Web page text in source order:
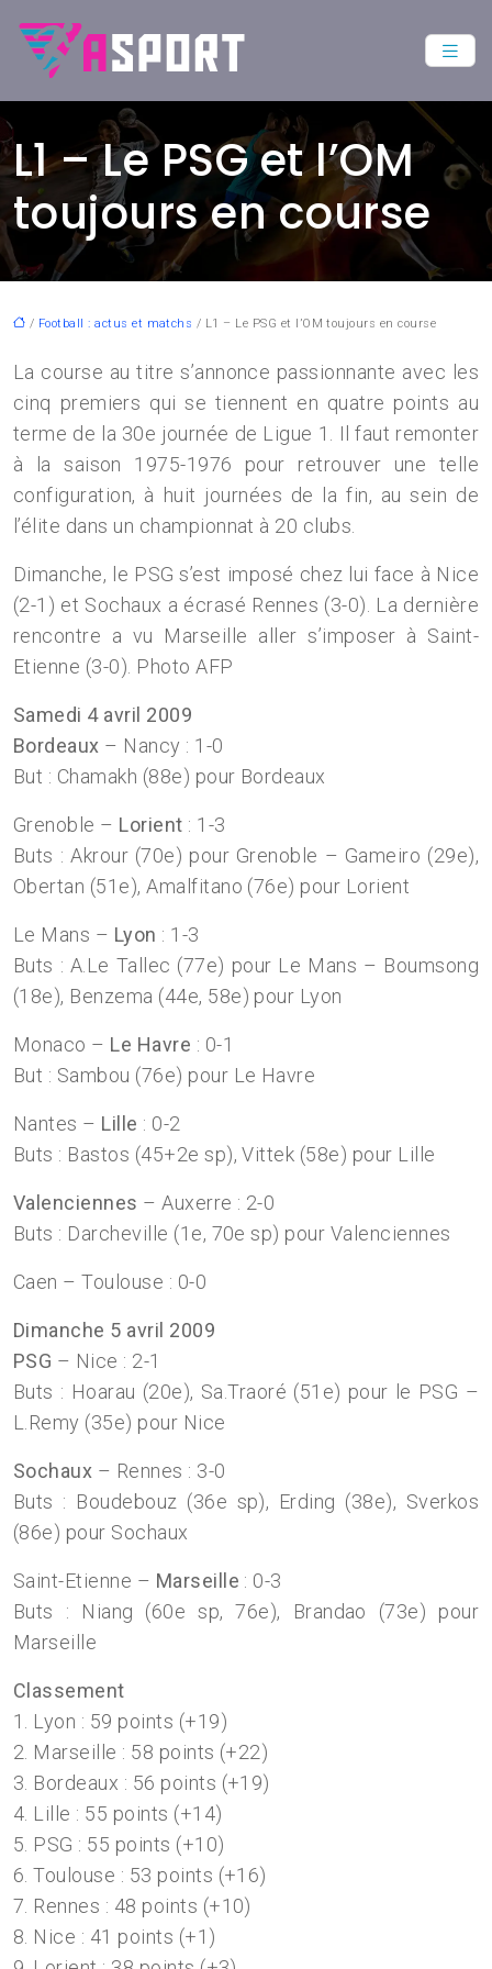
L1 – Le PSG et l’OM
toujours en course
/ Football : actus et matchs / L1 – Le PSG et l’OM toujours en course
La course au titre s’annonce passionnante avec les
cinq premiers qui se tiennent en quatre points au
terme de la 30e journée de Ligue 1. Il faut remonter
à la saison 1975-1976 pour retrouver une telle
configuration, à huit journées de la fin, au sein de
l’élite dans un championnat à 20 clubs.
Dimanche, le PSG s’est imposé chez lui face à Nice
(2-1) et Sochaux a écrasé Rennes (3-0). La dernière
rencontre a vu Marseille aller s’imposer à Saint-
Etienne (3-0). Photo AFP
Samedi 4 avril 2009
Bordeaux – Nancy : 1-0
But : Chamakh (88e) pour Bordeaux
Grenoble – Lorient : 1-3
Buts : Akrour (70e) pour Grenoble – Gameiro (29e),
Obertan (51e), Amalfitano (76e) pour Lorient
Le Mans – Lyon : 1-3
Buts : A.Le Tallec (77e) pour Le Mans – Boumsong
(18e), Benzema (44e, 58e) pour Lyon
Monaco – Le Havre : 0-1
But : Sambou (76e) pour Le Havre
Nantes – Lille : 0-2
Buts : Bastos (45+2e sp), Vittek (58e) pour Lille
Valenciennes – Auxerre : 2-0
Buts : Darcheville (1e, 70e sp) pour Valenciennes
Caen – Toulouse : 0-0
Dimanche 5 avril 2009
PSG – Nice : 2-1
Buts : Hoarau (20e), Sa.Traoré (51e) pour le PSG –
L.Remy (35e) pour Nice
Sochaux – Rennes : 3-0
Buts : Boudebouz (36e sp), Erding (38e), Sverkos
(86e) pour Sochaux
Saint-Etienne – Marseille : 0-3
Buts : Niang (60e sp, 76e), Brandao (73e) pour
Marseille
Classement
1. Lyon : 59 points (+19)
2. Marseille : 58 points (+22)
3. Bordeaux : 56 points (+19)
4. Lille : 55 points (+14)
5. PSG : 55 points (+10)
6. Toulouse : 53 points (+16)
7. Rennes : 48 points (+10)
8. Nice : 41 points (+1)